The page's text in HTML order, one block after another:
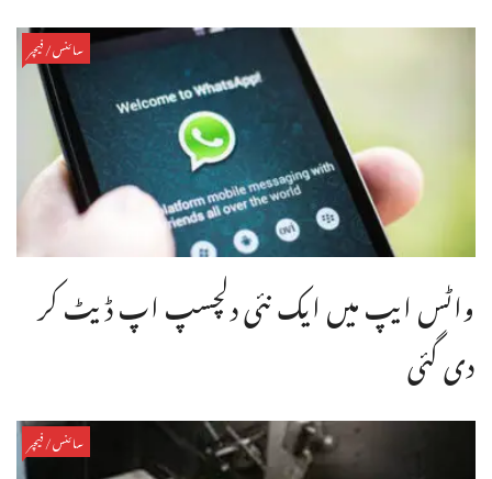
سائنس/فیچر
واٹس ایپ میں ایک نئی دلچسپ اپ ڈیٹ کر
دی گئی
سائنس/فیچر